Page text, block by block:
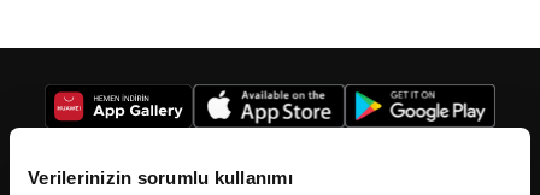
Verilerinizin sorumlu kullanımı